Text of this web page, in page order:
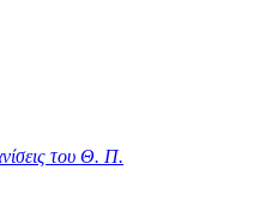
του Θ. Π.